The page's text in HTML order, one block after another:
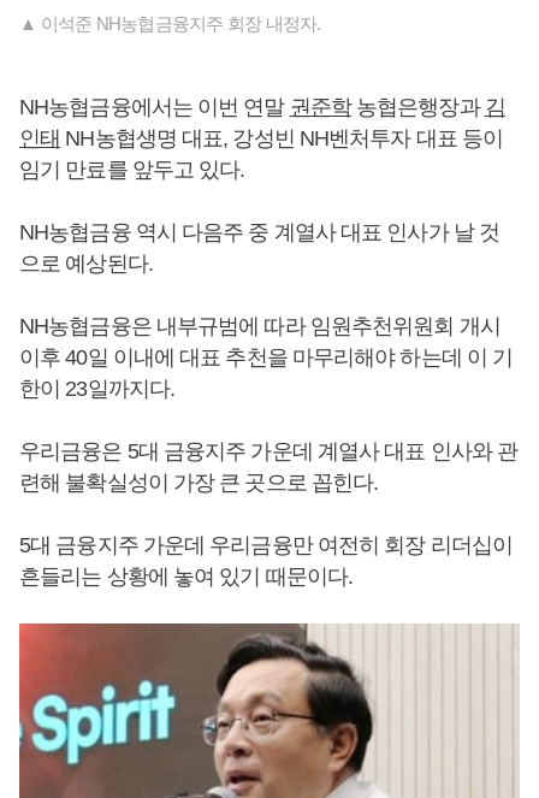
▲ 이석준 NH농협금융지주 회장 내정자.
NH농협금융에서는 이번 연말 권준학농협은행장과 김
인태 NH농협생명 대표, 강성빈 NH벤처투자 대표 등이
임기 만료를 앞두고 있다.
NH농협금융 역시 다음주 중 계열사 대표 인사가 날 것
으로 예상된다.
NH농협금융은 내부규범에 따라 임원추천위원회 개시
이후 40일 이내에 대표 추천을 마무리해야 하는데 이 기
한이 23일까지다.
우리금융은 5대 금융지주 가운데 계열사 대표 인사와 관
련해 불확실성이 가장 큰 곳으로 꼽힌다.
5대 금융지주 가운데 우리금융만 여전히 회장 리더십이
흔들리는 상황에 놓여 있기 때문이다.